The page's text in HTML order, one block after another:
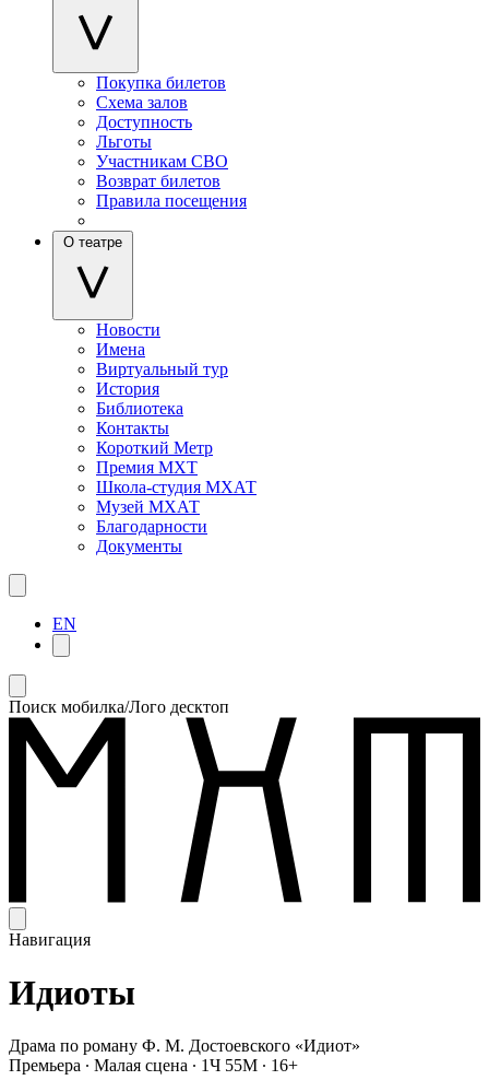
Покупка билетов
Схема залов
Доступность
Льготы
Участникам СВО
Возврат билетов
Правила посещения
О театре
Новости
Имена
Виртуальный тур
История
Библиотека
Контакты
Короткий Метр
Премия МХТ
Школа-студия МХАТ
Музей МХАТ
Благодарности
Документы
EN
Поиск мобилка/Лого десктоп
Навигация
Идиоты
Драма по роману Ф. М. Достоевского «Идиот»
Премьера ∙ Малая сцена ∙ 1Ч 55М ∙ 16+